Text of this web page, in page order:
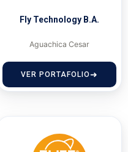
Fly Technology B.A.
Aguachica Cesar
VER PORTAFOLIO